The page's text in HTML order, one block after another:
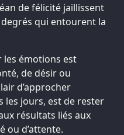
de félicité jaillissent
qui entourent la
les émotions est
de désir ou
d’approcher
les jours, est de rester
résultats liés aux
ou d’attente.